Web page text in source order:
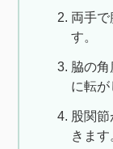
両手で
す。
脇の
に転が
股関
きます